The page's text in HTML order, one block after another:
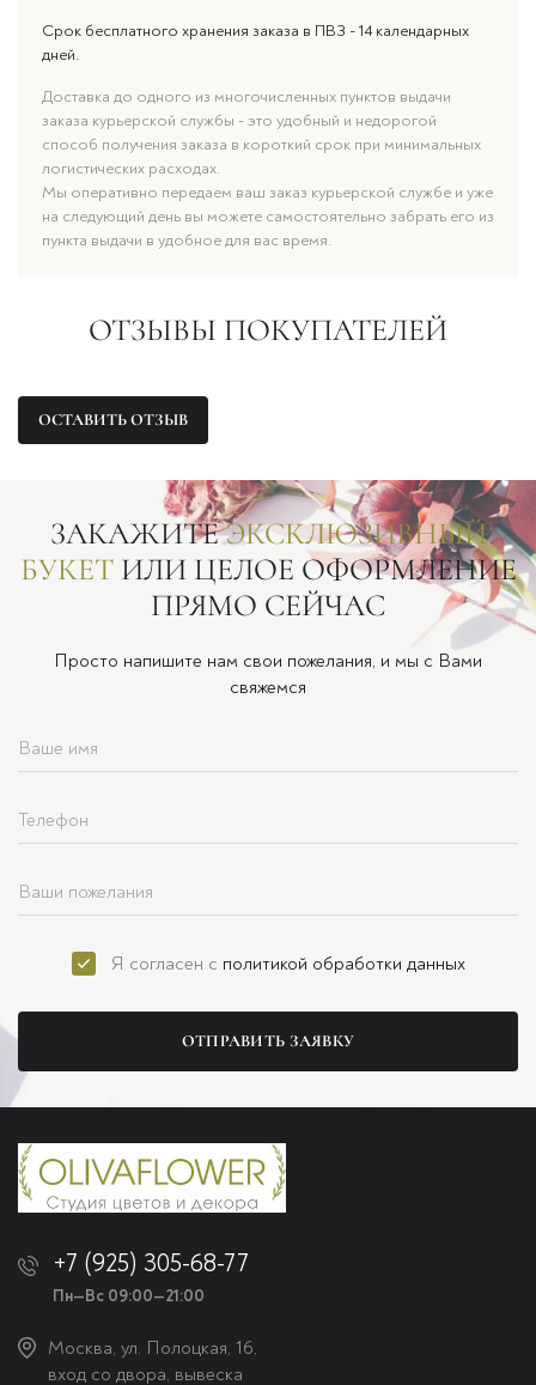
Срок бесплатного хранения заказа в ПВЗ - 14 календарных
дней.
Доставка до одного из многочисленных пунктов выдачи
заказа курьерской службы - это удобный и недорогой
способ получения заказа в короткий срок при минимальных
логистических расходах.
Мы оперативно передаем ваш заказ курьерской службе и уже
на следующий день вы можете самостоятельно забрать его из
пункта выдачи в удобное для вас время.
ОТЗЫВЫ ПОКУПАТЕЛЕЙ
ОСТАВИТЬ ОТЗЫВ
ЗАКАЖИТЕЭКСКЛЮЗИВНЫЙ
БУКЕТИЛИ ЦЕЛОЕ ОФОРМЛЕНИЕ
ПРЯМО СЕЙЧАС
Просто напишите нам свои пожелания, и мы с Вами
свяжемся
Я согласен с политикой обработки данных
ОТПРАВИТЬ ЗАЯВКУ
+7 (925) 305-68-77
Пн—Вс 09:00—21:00
Москва, ул. Полоцкая, 16,
вход со двора, вывеска